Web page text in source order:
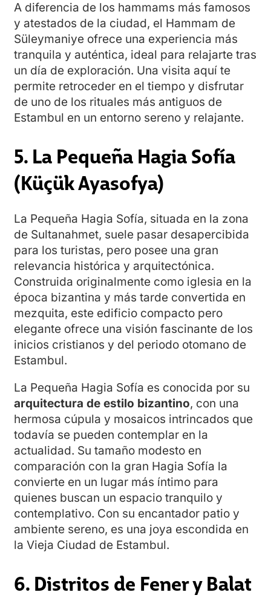
A diferencia de los hammams más famosos
y atestados de la ciudad, el Hammam de
Süleymaniye ofrece una experiencia más
tranquila y auténtica, ideal para relajarte tras
un día de exploración. Una visita aquí te
permite retroceder en el tiempo y disfrutar
de uno de los rituales más antiguos de
Estambul en un entorno sereno y relajante.
5. La Pequeña Hagia Sofía
(Küçük Ayasofya)
La Pequeña Hagia Sofía, situada en la zona
de Sultanahmet, suele pasar desapercibida
para los turistas, pero posee una gran
relevancia histórica y arquitectónica.
Construida originalmente como iglesia en la
época bizantina y más tarde convertida en
mezquita, este edificio compacto pero
elegante ofrece una visión fascinante de los
inicios cristianos y del periodo otomano de
Estambul.
La Pequeña Hagia Sofía es conocida por su
arquitectura de estilo bizantino, con una
hermosa cúpula y mosaicos intrincados que
todavía se pueden contemplar en la
actualidad. Su tamaño modesto en
comparación con la gran Hagia Sofía la
convierte en un lugar más íntimo para
quienes buscan un espacio tranquilo y
contemplativo. Con su encantador patio y
ambiente sereno, es una joya escondida en
la Vieja Ciudad de Estambul.
6. Distritos de Fener y Balat